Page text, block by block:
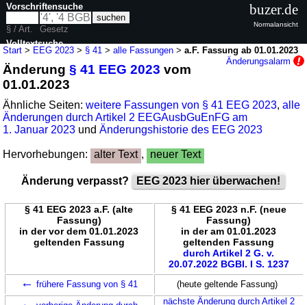
Start > EEG 2023 > § 41 >alle Fassungen >a.F. Fassung ab 01.01.2023
Änderungsalarm
Änderung§ 41 EEG 2023 vom
01.01.2023
Ähnliche Seiten:weitere Fassungen von § 41 EEG 2023,alle
Änderungen durch Artikel 2 EEGAusbGuEnFG am
1. Januar 2023 undÄnderungshistorie des EEG 2023
Hervorhebungen: alter Text , neuer Text
Änderung verpasst? EEG 2023 hier überwachen!
§ 41 EEG 2023 a.F. (alte
Fassung)
in der vor dem 01.01.2023
geltenden Fassung
§ 41 EEG 2023 n.F. (neue
Fassung)
in der am 01.01.2023
geltenden Fassung
durch Artikel 2 G. v.
20.07.2022 BGBl. I S. 1237
← frühere Fassung von § 41 (heute geltende Fassung)
nächste Änderung durch Artikel 2
Vorschriftensuche
§ / Art.
Gesetz
Volltextsuche
nur in EEG 2023
buzer.de
Normalansicht